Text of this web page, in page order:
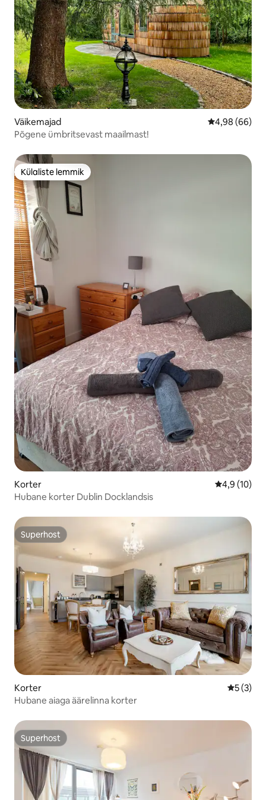
Väikemajad Keskmine
4,98 (66)
Põgene ümbritsevast maailmast!
Külaliste lemmik
Külaliste lemmik
Korter Keskmine
4,9 (10)
Hubane korter Dublin Docklandsis
Superhost
Superhost
Korter
5 (3)
Hubane aiaga äärelinna korter
Superhost
Superhost